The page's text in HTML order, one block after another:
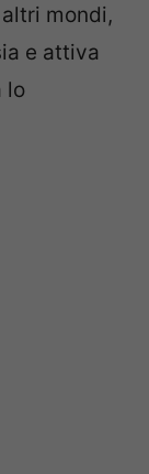
mondi,
e attiva
lo